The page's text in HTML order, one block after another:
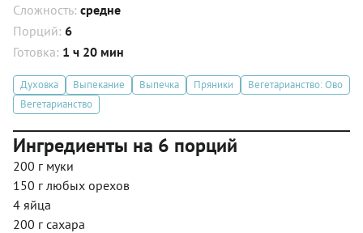
Сложность: средне
Порций: 6
Готовка: 1 ч 20 мин
Духовка Выпекание Выпечка Пряники
Вегетарианство: Ово
Вегетарианство
Ингредиенты на 6 порций
200 г муки
150 г любых орехов
4 яйца
200 г сахара